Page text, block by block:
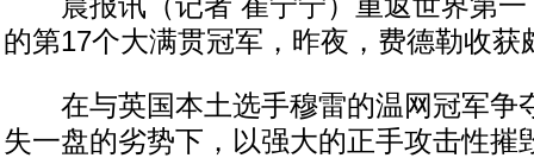
的第17个大满贯冠军，昨夜，费德勒收获
在与英国本土选手穆雷的温网冠军争
失一盘的劣势下，以强大的正手攻击性摧